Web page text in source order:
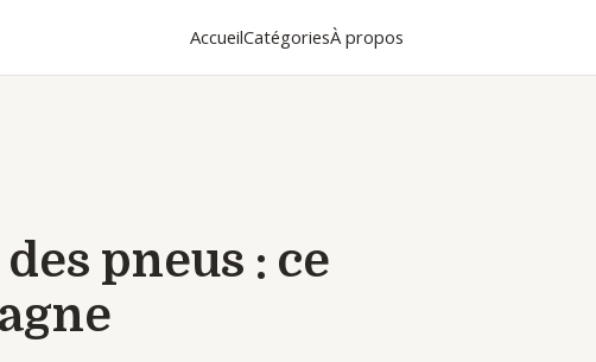
AccueilCatégoriesÀ propos
pneus : ce